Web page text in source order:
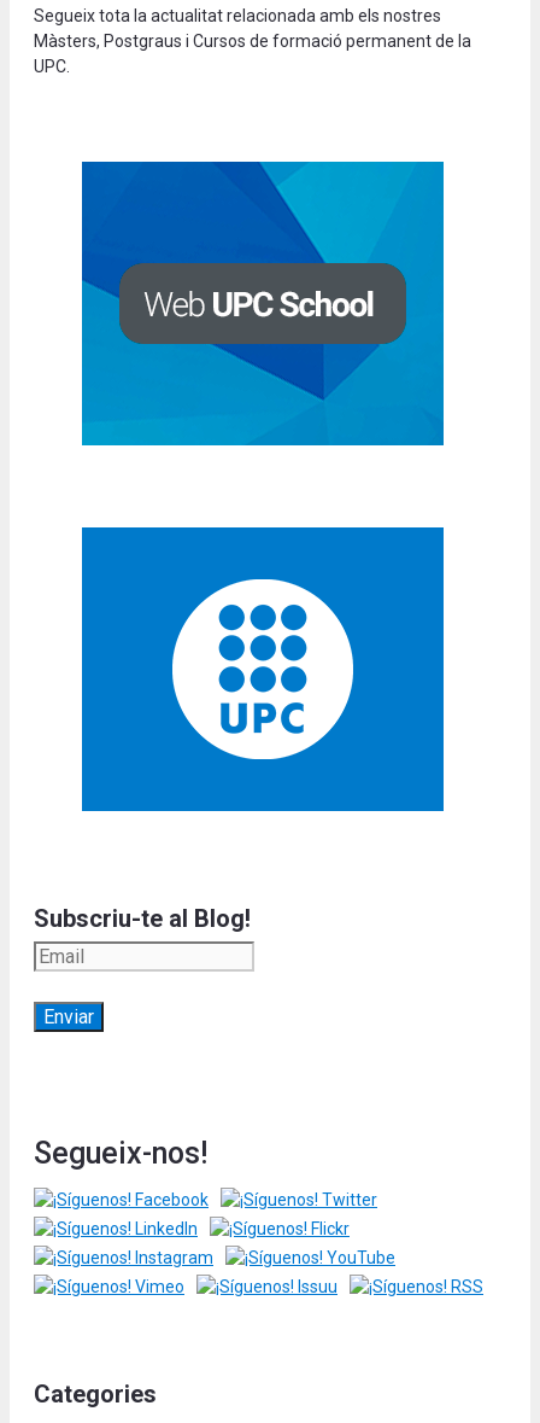
Segueix tota la actualitat relacionada amb els nostres
Màsters, Postgraus i Cursos de formació permanent de la
UPC.
Subscriu-te al Blog!
Segueix-nos!
Categories